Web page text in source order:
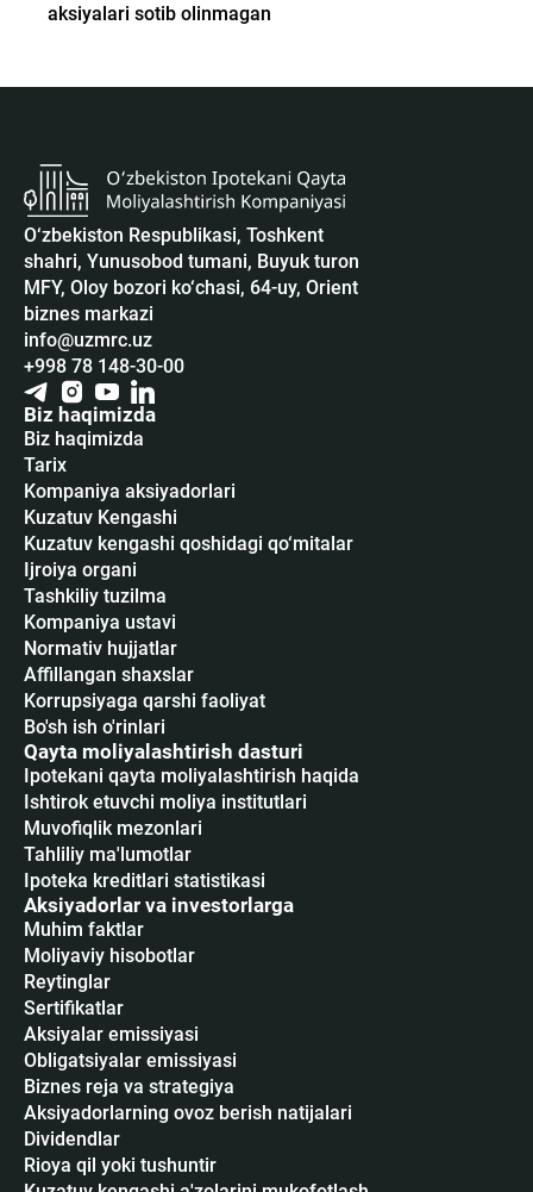
aksiyalari sotib olinmagan
O‘zbekiston Respublikasi, Toshkent
shahri, Yunusobod tumani, Buyuk turon
MFY, Oloy bozori ko‘chasi, 64-uy, Orient
biznes markazi
info@uzmrc.uz
+998 78 148-30-00
Biz haqimizda
Biz haqimizda
Tarix
Kompaniya aksiyadorlari
Kuzatuv Kengashi
Kuzatuv kengashi qoshidagi qo‘mitalar
Ijroiya organi
Tashkiliy tuzilma
Kompaniya ustavi
Normativ hujjatlar
Affillangan shaxslar
Korrupsiyaga qarshi faoliyat
Bo'sh ish o'rinlari
Qayta moliyalashtirish dasturi
Ipotekani qayta moliyalashtirish haqida
Ishtirok etuvchi moliya institutlari
Muvofiqlik mezonlari
Tahliliy ma'lumotlar
Ipoteka kreditlari statistikasi
Aksiyadorlar va investorlarga
Muhim faktlar
Moliyaviy hisobotlar
Reytinglar
Sertifikatlar
Аksiyalar emissiyasi
Obligatsiyalar emissiyasi
Biznes reja va strategiya
Aksiyadorlarning ovoz berish natijalari
Dividendlar
Rioya qil yoki tushuntir